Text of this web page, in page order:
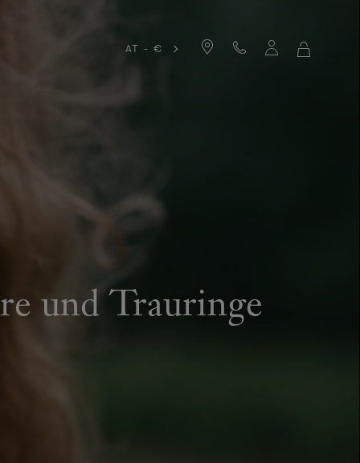
AT - €
und Trauringe